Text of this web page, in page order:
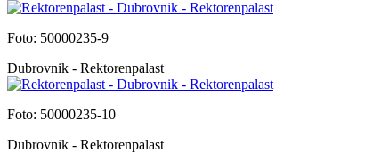
Foto: 50000235-9
Dubrovnik - Rektorenpalast
Foto: 50000235-10
Dubrovnik - Rektorenpalast